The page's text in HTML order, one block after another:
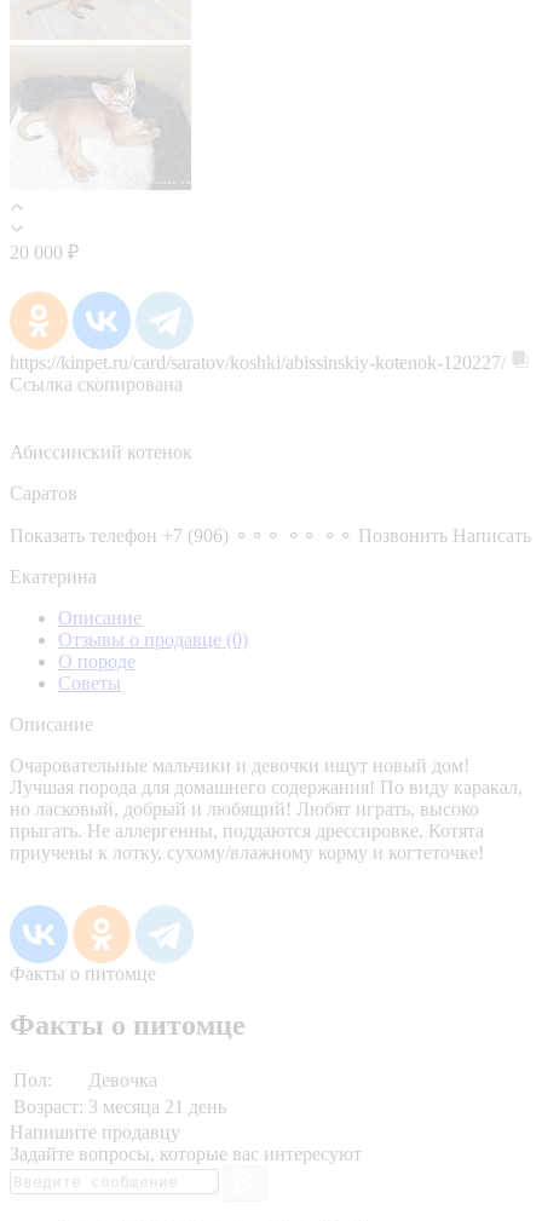
20 000 ₽
https://kinpet.ru/card/saratov/koshki/abissinskiy-kotenok-120227/
Ссылка скопирована
Абиссинский котенок
Саратов
Показать телефон +7 (906) ⚬⚬⚬ ⚬⚬ ⚬⚬ Позвонить Написать
Екатерина
Описание
Отзывы о продавце (0)
О породе
Советы
Описание
Очаровательные мальчики и девочки ищут новый дом!
Лучшая порода для домашнего содержания! По виду каракал,
но ласковый, добрый и любящий! Любят играть, высоко
прыгать. Не аллергенны, поддаются дрессировке. Котята
приучены к лотку, сухому/влажному корму и когтеточке!
Факты о питомце
Факты о питомце
Пол:
Девочка
Возраст: 3 месяца 21 день
Напишите продавцу
Задайте вопросы, которые вас интересуют